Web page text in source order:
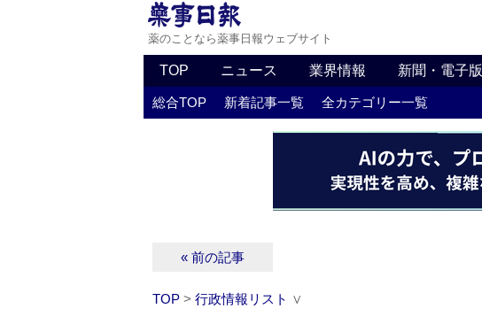
薬のことなら薬事日報ウェブサイト
TOP ニュース 業界情報 新聞・電子版
総合TOP 新着記事一覧 全カテゴリー一覧
« 前の記事
TOP > 行政情報リスト ∨